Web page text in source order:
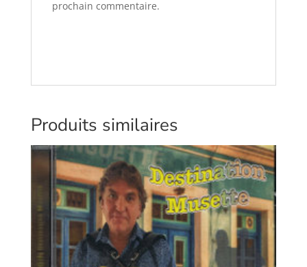
prochain commentaire.
Produits similaires